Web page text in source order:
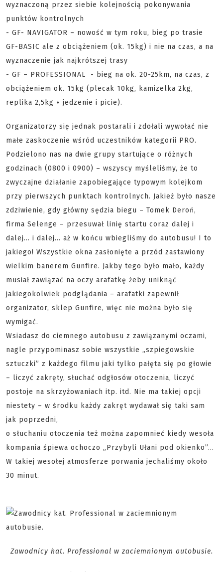
wyznaczoną przez siebie kolejnością pokonywania
punktów kontrolnych
- GF- NAVIGATOR – nowość w tym roku, bieg po trasie
GF-BASIC ale z obciążeniem (ok. 15kg) i nie na czas, a na
wyznaczenie jak najkrótszej trasy
- GF – PROFESSIONAL - bieg na ok. 20-25km, na czas, z
obciążeniem ok. 15kg (plecak 10kg, kamizelka 2kg,
replika 2,5kg + jedzenie i picie).
Organizatorzy się jednak postarali i zdołali wywołać nie
małe zaskoczenie wśród uczestników kategorii PRO.
Podzielono nas na dwie grupy startujące o różnych
godzinach (0800 i 0900) – wszyscy myśleliśmy, że to
zwyczajne działanie zapobiegające typowym kolejkom
przy pierwszych punktach kontrolnych. Jakież było nasze
zdziwienie, gdy główny sędzia biegu – Tomek Deroń,
firma Selenge – przesuwał linię startu coraz dalej i
dalej… i dalej… aż w końcu wbiegliśmy do autobusu! I to
jakiego! Wszystkie okna zasłonięte a przód zastawiony
wielkim banerem Gunfire. Jakby tego było mało, każdy
musiał zawiązać na oczy arafatkę żeby uniknąć
jakiegokolwiek podglądania – arafatki zapewnił
organizator, sklep Gunfire, więc nie można było się
wymigać.
Wsiadasz do ciemnego autobusu z zawiązanymi oczami,
nagle przypominasz sobie wszystkie „szpiegowskie
sztuczki” z każdego filmu jaki tylko pałęta się po głowie
– liczyć zakręty, słuchać odgłosów otoczenia, liczyć
postoje na skrzyżowaniach itp. itd. Nie ma takiej opcji
niestety – w środku każdy zakręt wydawał się taki sam
jak poprzedni,
o słuchaniu otoczenia też można zapomnieć kiedy wesoła
kompania śpiewa ochoczo „Przybyli Ułani pod okienko”…
W takiej wesołej atmosferze porwania jechaliśmy około
30 minut.
Zawodnicy kat. Professional w zaciemnionym autobusie.